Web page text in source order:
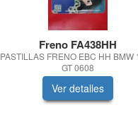
Freno FA438HH
PASTILLAS FRENO EBC HH BMW
GT 0608
Ver detalles